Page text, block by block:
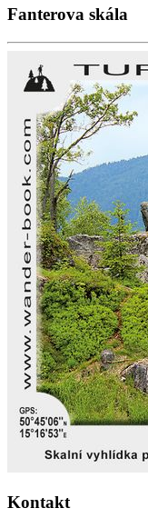
Fanterova skála
Kontakt